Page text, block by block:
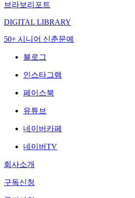
브라보리포트
DIGITAL LIBRARY
50+ 시니어 신춘문예
블로그
인스타그램
페이스북
유튜브
네이버카페
네이버TV
회사소개
구독신청